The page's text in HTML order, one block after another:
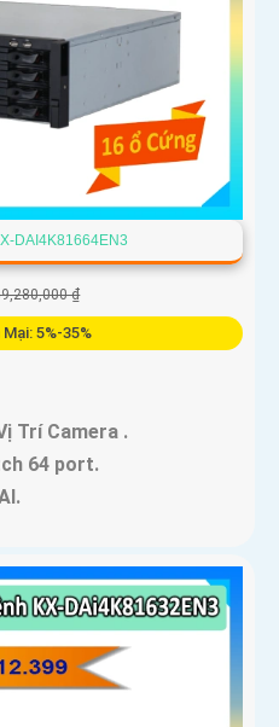
DAI4K81664EN3
₫
Mại: 5%-35%
Trí Camera .
64 port.